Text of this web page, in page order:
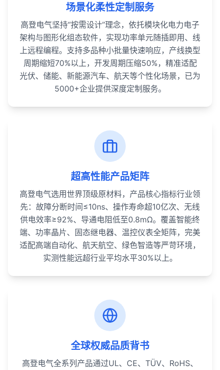
场景化柔性定制服务
高登电气坚持“按需设计”理念，依托模块化电力电子
架构与图形化组态软件，实现功率单元随插即用、线
上远程编程。支持多品种小批量快速响应，产线换型
周期缩短70%以上，开发周期压缩50%，精准适配
光伏、储能、新能源汽车、航天等个性化场景，已为
5000+企业提供深度定制服务。
超高性能产品矩阵
高登电气选用世界顶级原材料，产品核心指标行业领
先：故障分断时间≤10ns、操作寿命超10亿次、无线
供电效率≥92%、导通电阻低至0.8mΩ。覆盖智能终
端、功率晶片、固态继电器、温控仪表全矩阵，完美
适配高端自动化、航天航空、绿色智造等严苛环境，
实测性能远超行业平均水平30%以上。
全球权威品质背书
高登电气全系列产品通过UL、CE、TÜV、RoHS、